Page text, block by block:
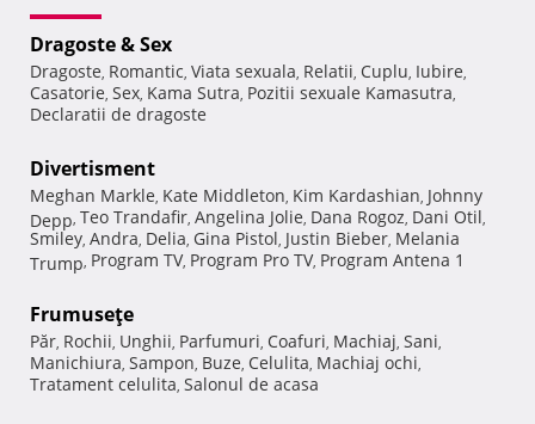
Dragoste & Sex
Dragoste, Romantic, Viata sexuala, Relatii, Cuplu, Iubire,
Casatorie, Sex, Kama Sutra, Pozitii sexuale Kamasutra,
Declaratii de dragoste
Divertisment
Meghan Markle, Kate Middleton, Kim Kardashian, Johnny
Depp, Teo Trandafir, Angelina Jolie, Dana Rogoz, Dani Otil,
Smiley, Andra, Delia, Gina Pistol, Justin Bieber, Melania
Trump, Program TV, Program Pro TV, Program Antena 1
Frumuseţe
Păr, Rochii, Unghii, Parfumuri, Coafuri, Machiaj, Sani,
Manichiura, Sampon, Buze, Celulita, Machiaj ochi,
Tratament celulita, Salonul de acasa